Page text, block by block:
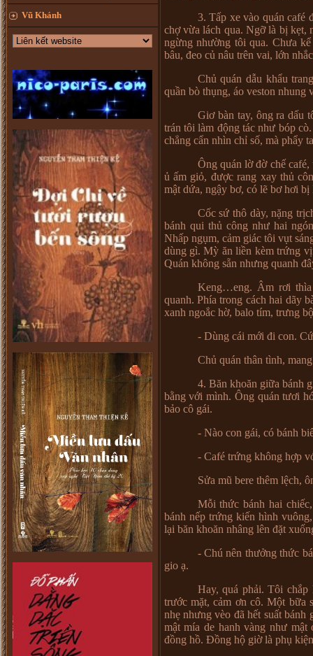
Vũ Khánh
3. Tấp xe vào quán café
chợ vừa lách qua. Ngỡ là bị kẹt,
ngừng nhường tôi qua. Chưa
bâu, đeo củ nâu trên vai, lớn
Chủ quán dẫu khẩu
quần bò thụng, áo veston nhung
Giơ bàn tay, ông ra dấu
trán tôi làm động tác như bóp
chẳng cẩn nhìn chỉ số, mà phẩy
Ông quán lờ đờ chế
ủ ấm giỏ, được rang xay thủ
mật dứa, ngậy bơ, có lẽ bơ hơi bị
Cốc sứ thô dày, nặng
bánh qui thủ công như hai
Nhấp ngụm, cảm giác tôi vụt
dùng gì. Mỳ ăn liền kèm trứng
Quán không sẵn nhưng quanh
Keng…eng. Âm rơi thìa
quanh. Phía trong cách hai dãy
xanh ngoắc hờ, balo tím, trưng
- Dùng cái mới đi con.
Chủ quán thân tình,
4. Băn khoăn giữa bánh
bằng với mình. Ông quán tươi
bảo cô gái.
- Nào con gái, có bánh
- Café trứng không hợp
Sửa mũ bere thêm lệch,
Mỗi thức bánh hai
bánh nếp trứng kiến hình
lại băn khoăn nhâng lên đặt
- Chú nên thưởng thức
gio ạ.
Hay, quá phải. Tôi
trước mặt, cảm ơn cô. Một bữa
nhẹ nhưng vèo đã hết suất
mật mía de hanh vàng như
đồng hồ. Đồng hộ giờ là phụ